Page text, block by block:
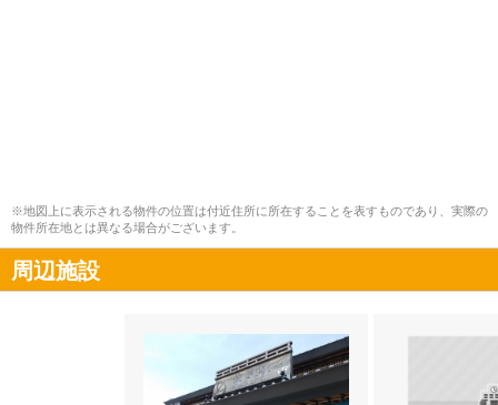
※地図上に表示される物件の位置は付近住所に所在することを表すものであり、実際の
物件所在地とは異なる場合がございます。
周辺施設